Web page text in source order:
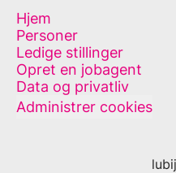
Hjem
Personer
Ledige stillinger
Opret en jobagent
Data og privatliv
Administrer cookies